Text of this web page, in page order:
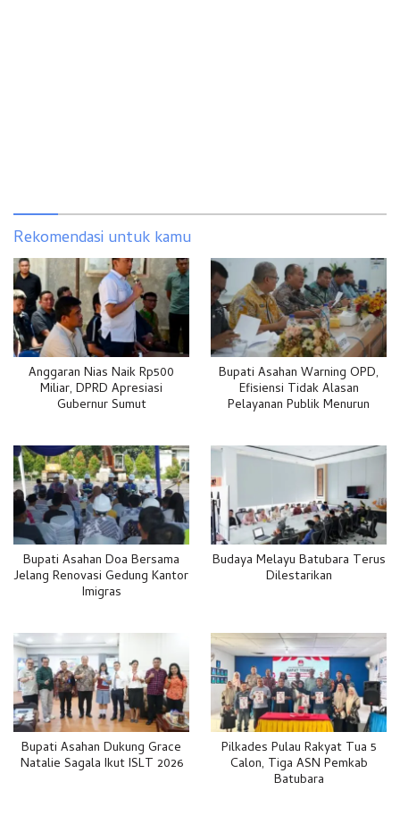
Rekomendasi untuk kamu
Anggaran Nias Naik Rp500
Miliar, DPRD Apresiasi
Gubernur Sumut
Bupati Asahan Warning OPD,
Efisiensi Tidak Alasan
Pelayanan Publik Menurun
Bupati Asahan Doa Bersama
Jelang Renovasi Gedung Kantor
Imigras
Budaya Melayu Batubara Terus
Dilestarikan
Bupati Asahan Dukung Grace
Natalie Sagala Ikut ISLT 2026
Pilkades Pulau Rakyat Tua 5
Calon, Tiga ASN Pemkab
Batubara